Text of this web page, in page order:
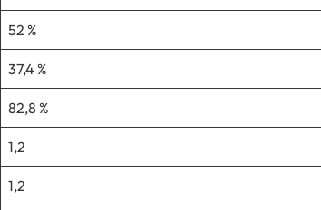
52 %
37,4 %
82,8 %
1,2
1,2